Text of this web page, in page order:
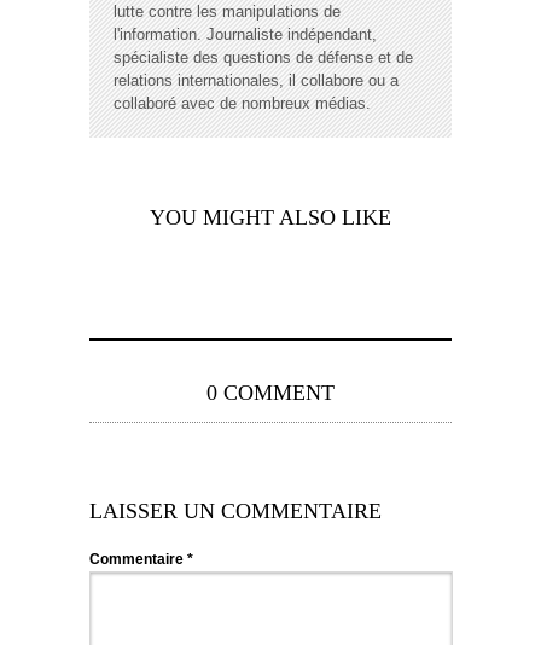
lutte contre les manipulations de
l'information. Journaliste indépendant,
spécialiste des questions de défense et de
relations internationales, il collabore ou a
collaboré avec de nombreux médias.
YOU MIGHT ALSO LIKE
0 COMMENT
LAISSER UN COMMENTAIRE
Commentaire *